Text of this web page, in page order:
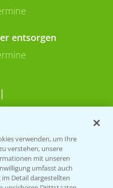
entsorgen
1
verwenden, um Ihre
verstehen, unsere
mit unseren
umfasst auch
Detail dargestellten